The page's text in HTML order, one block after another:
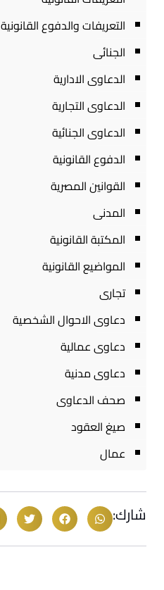
التعريفات والدفوع القانونية
الجنائى
الدعاوى الادارية
الدعاوى التجارية
الدعاوى الجنائية
الدفوع القانونية
القوانين المصرية
المدنى
المكتبة القانونية
المواضيع القانونية
تجارى
دعاوى الاحوال الشخصية
دعاوى عمالية
دعاوى مدنية
صحف الدعاوى
صيغ العقود
عمال
شارك: